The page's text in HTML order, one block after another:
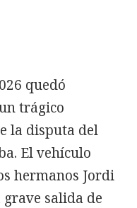
quedó
trágico
la disputa del
El vehículo
hermanos Jordi
salida de